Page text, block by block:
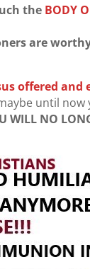
the BODY
are
offered
until
NO